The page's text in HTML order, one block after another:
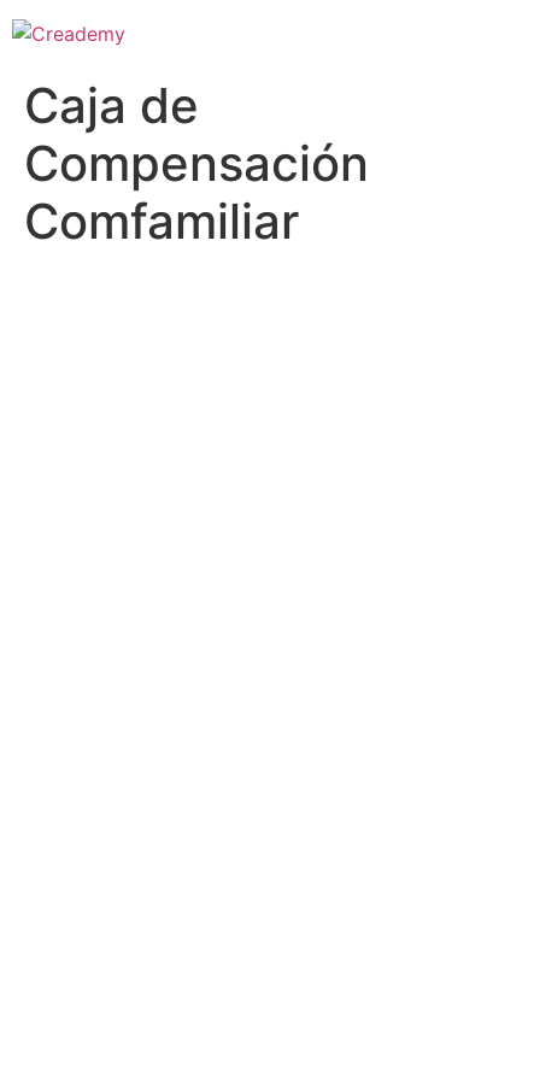
Caja de
Compensación
Comfamiliar